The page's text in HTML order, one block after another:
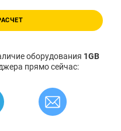
оборудования 1GB
прямо сейчас: